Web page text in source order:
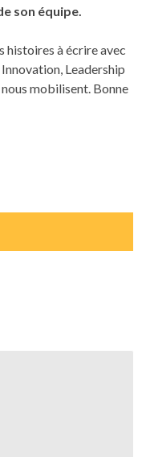
son équipe.
histoires à écrire avec
Leadership
mobilisent. Bonne